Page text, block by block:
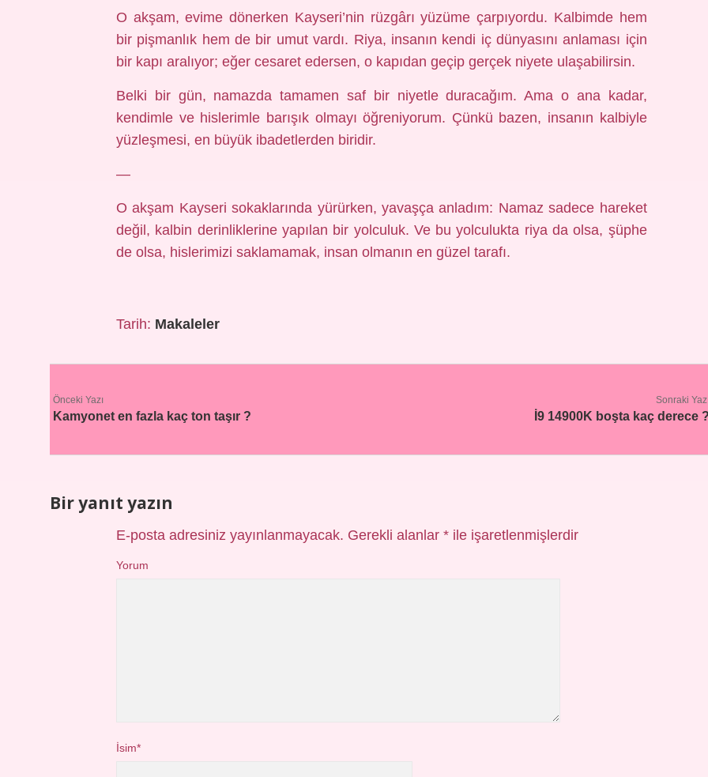
O akşam, evime dönerken Kayseri’nin rüzgârı yüzüme çarpıyordu. Kalbimde hem
bir pişmanlık hem de bir umut vardı. Riya, insanın kendi iç dünyasını anlaması için
bir kapı aralıyor; eğer cesaret edersen, o kapıdan geçip gerçek niyete ulaşabilirsin.
Belki bir gün, namazda tamamen saf bir niyetle duracağım. Ama o ana kadar,
kendimle ve hislerimle barışık olmayı öğreniyorum. Çünkü bazen, insanın kalbiyle
yüzleşmesi, en büyük ibadetlerden biridir.
—
O akşam Kayseri sokaklarında yürürken, yavaşça anladım: Namaz sadece hareket
değil, kalbin derinliklerine yapılan bir yolculuk. Ve bu yolculukta riya da olsa, şüphe
de olsa, hislerimizi saklamamak, insan olmanın en güzel tarafı.
Tarih: Makaleler
Önceki Yazı
Kamyonet en fazla kaç ton taşır ?
Sonraki
İ9 14900K boşta kaç derece
Bir yanıt yazın
E-posta adresiniz yayınlanmayacak. Gerekli alanlar *ile işaretlenmişlerdir
Yorum
İsim*